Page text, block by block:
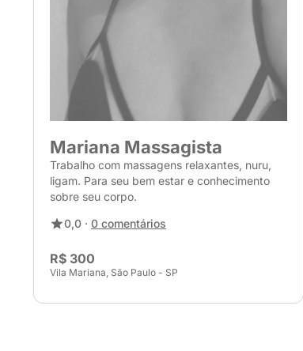
Mariana Massagista
Trabalho com massagens relaxantes, nuru,
ligam. Para seu bem estar e conhecimento
sobre seu corpo.
0,0 · 0 comentários
R$ 300
Vila Mariana, São Paulo - SP